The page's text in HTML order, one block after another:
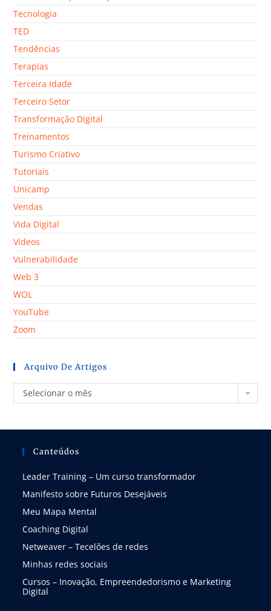
Tecnologia
TED
Tendências
Terapias
Terceira Idade
Terceiro Setor
Transformação Digital
Treinamentos
Turismo Criativo
Tutoriais
Unicamp
Vendas
Vida Digital
Vídeos
Vulnerabilidade
Web 3
WOL
YouTube
Zoom
Arquivo De Artigos
Selecionar o mês
Canteúdos
Leader Training – Um curso transformador
Manifesto sobre Futuros Desejáveis
Meu Mapa Mental
Coaching Digital
Netweaver – Tecelões de redes
Minhas redes sociais
Cursos – Inovação, Empreendedorismo e Marketing
Digital